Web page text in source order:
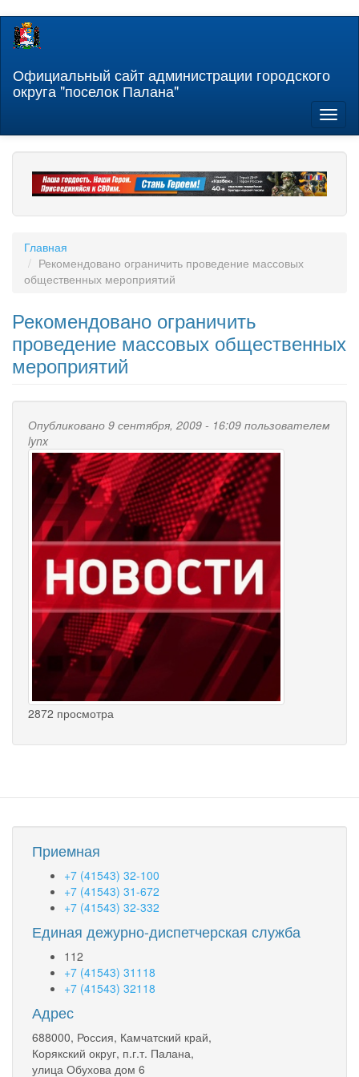
Перейти
содержанию
Официальный сайт администрации городского
округа "поселок Палана"
Главная
Рекомендовано ограничить проведение массовых
общественных мероприятий
Рекомендовано ограничить
проведение массовых общественных
мероприятий
Опубликовано 9 сентября, 2009 - 16:09 пользователем
lynx
2872 просмотра
Приемная
+7 (41543) 32-100
+7 (41543) 31-672
+7 (41543) 32-332
Единая дежурно-диспетчерская служба
112
+7 (41543) 31118
+7 (41543) 32118
Адрес
688000, Россия, Камчатский край,
Корякский округ, п.г.т. Палана,
улица Обухова дом 6